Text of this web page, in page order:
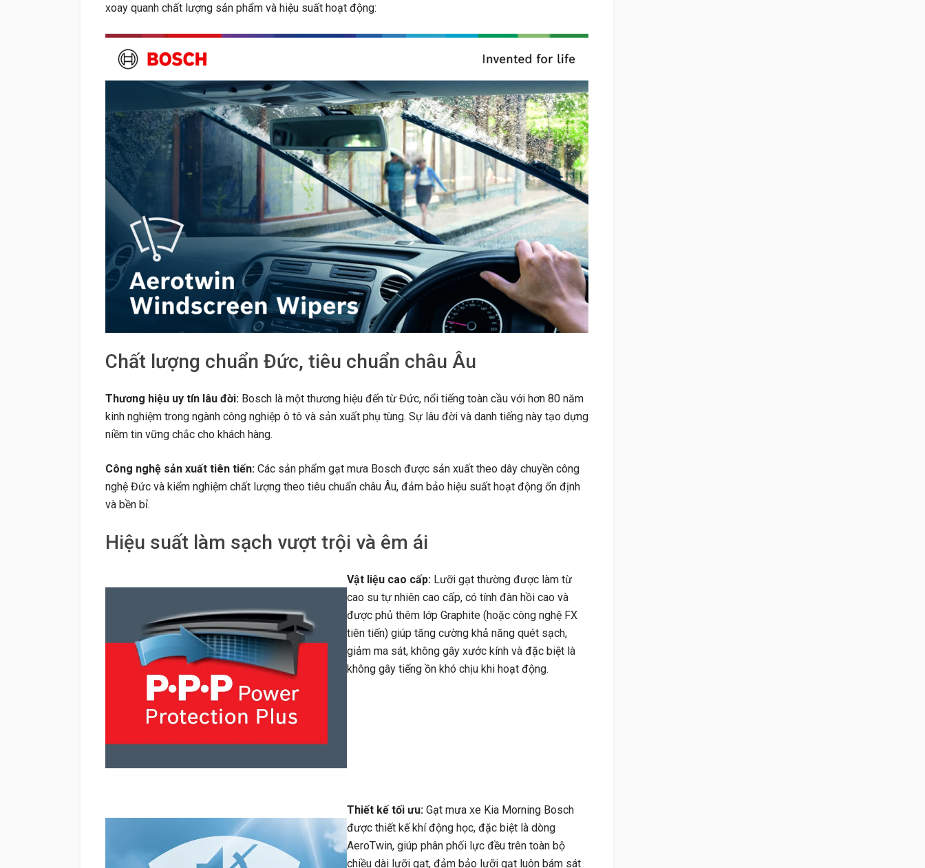
xoay quanh chất lượng sản phẩm và hiệu suất hoạt động:
Chất lượng chuẩn Đức, tiêu chuẩn châu Âu
Thương hiệu uy tín lâu đời: Bosch là một thương hiệu đến từ Đức, nổi tiếng toàn cầu với hơn 80 năm
kinh nghiệm trong ngành công nghiệp ô tô và sản xuất phụ tùng. Sự lâu đời và danh tiếng này tạo dựng
niềm tin vững chắc cho khách hàng.
Công nghệ sản xuất tiên tiến: Các sản phẩm gạt mưa Bosch được sản xuất theo dây chuyền công
nghệ Đức và kiểm nghiệm chất lượng theo tiêu chuẩn châu Âu, đảm bảo hiệu suất hoạt động ổn định
và bền bỉ.
Hiệu suất làm sạch vượt trội và êm ái
Vật liệu cao cấp: Lưỡi gạt thường được làm từ
cao su tự nhiên cao cấp, có tính đàn hồi cao và
được phủ thêm lớp Graphite (hoặc công nghệ FX
tiên tiến) giúp tăng cường khả năng quét sạch,
giảm ma sát, không gây xước kính và đặc biệt là
không gây tiếng ồn khó chịu khi hoạt động.
Thiết kế tối ưu: Gạt mưa xe Kia Morning Bosch
được thiết kế khí động học, đặc biệt là dòng
AeroTwin, giúp phân phối lực đều trên toàn bộ
chiều dài lưỡi gạt, đảm bảo lưỡi gạt luôn bám sát